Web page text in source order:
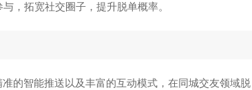
，拓宽社交圈子，提升脱单概率。
的智能推送以及丰富的互动模式，在同城交友领域脱